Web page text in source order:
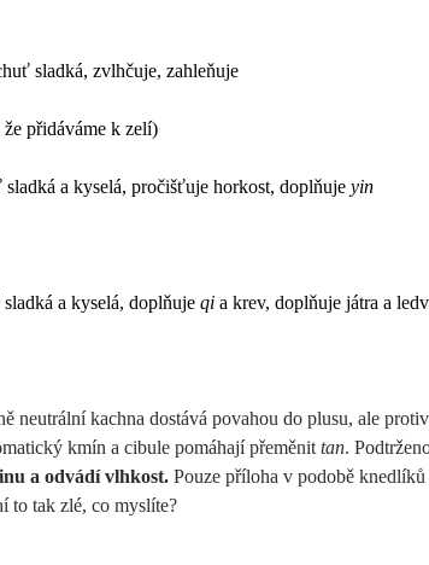
sladká, zvlhčuje, zahleňuje
přidáváme k zelí)
a kyselá, pročišťuje horkost, doplňuje yin
a kyselá, doplňuje qi a krev, doplňuje játra a
neutrální kachna dostává povahou do plusu, ale
kmín a cibule pomáhají přeměnit tan.
a odvádí vlhkost. Pouze příloha v podobě
to tak zlé, co myslíte?